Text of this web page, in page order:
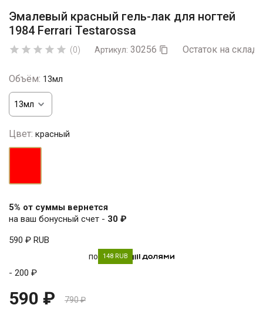
Эмалевый красный гель-лак для ногтей
1984 Ferrari Testarossa
     (0) Артикул: 30256  Остаток на
Объём: 13мл
Цвет: красный
5% от суммы вернется
на ваш бонусный счет - 30 ₽
590 ₽ RUB
по 148 RUB
- 200 ₽
590 ₽ 790 ₽